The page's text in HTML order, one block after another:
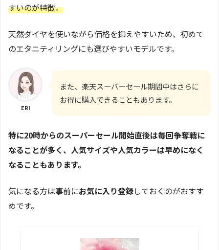
すいのが特徴。
天然ダイヤを使いながら価格を抑えやすいため、初めて
のエタニティリングにも選びやすいモデルです。
ERI
また、楽天スーパーセール期間中はさらに
お得に購入できることもあります。
特に20時からのスーパーセール開始直後は毎回争奪戦に
なることが多く、人気サイズや人気カラーは早めになく
なることもあります。
気になる方は事前にお気に入り登録しておくのがおすす
めです。